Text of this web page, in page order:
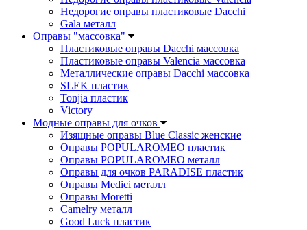
Недорогие оправы пластиковые Dacchi
Gala металл
Оправы "массовка"
Пластиковые оправы Dacchi массовка
Пластиковые оправы Valencia массовка
Металлические оправы Dacchi массовка
SLEK пластик
Tonjia пластик
Victory
Модные оправы для очков
Изящные оправы Blue Classic женские
Оправы POPULAROMEO пластик
Оправы POPULAROMEO металл
Оправы для очков PARADISE пластик
Оправы Medici металл
Оправы Moretti
Camelry металл
Good Luck пластик